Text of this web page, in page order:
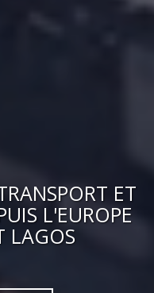
ET
L'EUROPE
LAGOS